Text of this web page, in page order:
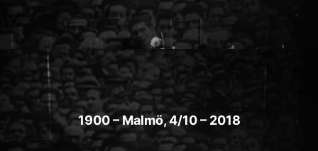
1900 – Malmö, 4/10 – 2018